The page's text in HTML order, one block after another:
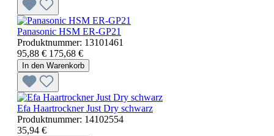
Panasonic HSM ER-GP21
Produktnummer: 13101461
95,88 € 175,68 €
In den Warenkorb
Efa Haartrockner Just Dry schwarz
Produktnummer: 14102554
35,94 €